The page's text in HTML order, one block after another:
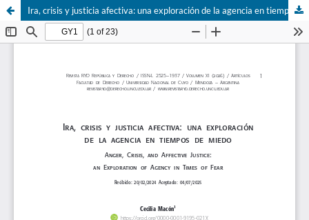
Ira, crisis y justicia afectiva: una exploración de la agencia en tiempos de miedo